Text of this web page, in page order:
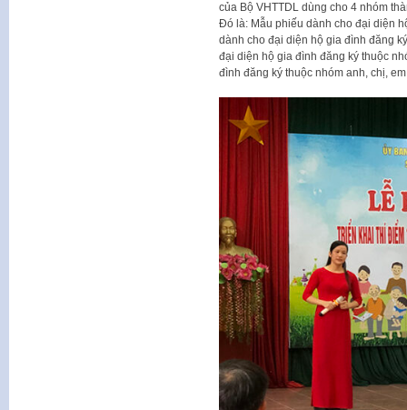
của Bộ VHTTDL dùng cho 4 nhóm
Đó là: Mẫu phiếu dành cho đại diện
dành cho đại diện hộ gia đình đăng
đại diện hộ gia đình đăng ký thuộc
đình đăng ký thuộc nhóm anh, chị,